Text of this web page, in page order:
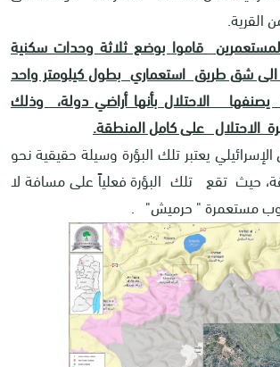
قاموا بوضع ثلاثة وحدات سكنية
الى شق طريق استعماري بطول كيلومتر واحد
الاحتلال بأنها أراضي دولة، وذلك
الاحتلال على كامل المنطقة.
يعتبر تلك البؤرة وسيلة حقيقية نحو
حيث تقع تلك البؤرة فعلياً على مسافة لا